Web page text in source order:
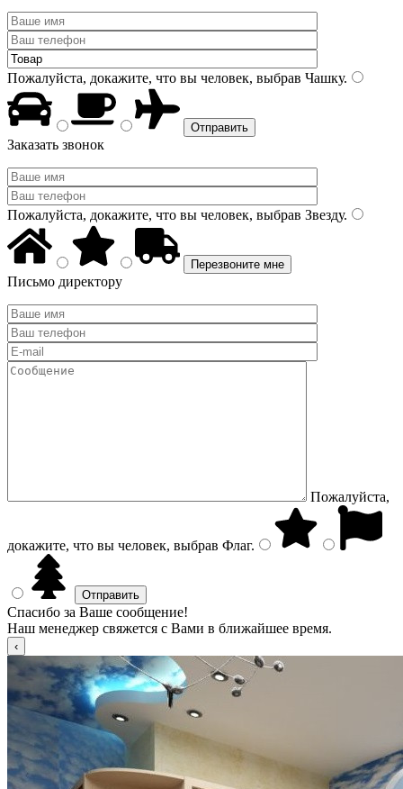
Пожалуйста, докажите, что вы человек, выбрав Чашку.
Заказать звонок
Пожалуйста, докажите, что вы человек, выбрав Звезду.
Письмо директору
Пожалуйста,
докажите, что вы человек, выбрав Флаг.
Спасибо за Ваше сообщение!
Наш менеджер свяжется с Вами в ближайшее время.